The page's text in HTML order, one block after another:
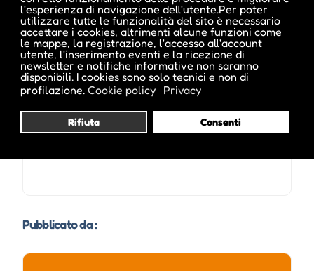
l'esperienza di navigazione dell'utente.Per poter
utilizzare tutte le funzionalità del sito è necessario
accettare i cookies, altrimenti alcune funzioni come
le mappe, la registrazione, l'accesso all'account
utente, l'inserimento eventi e la ricezione di
newsletter e notifiche informative non saranno
disponibili. I cookies sono solo tecnici e non di
profilazione. Cookie policy Privacy
Rifiuta Consenti
Date e orari evento :
Pubblicato da :